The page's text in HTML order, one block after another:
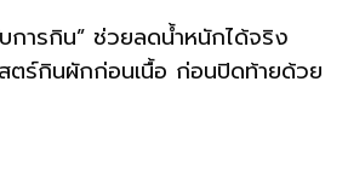
การกิน” ช่วยลดน้ำหนักได้จริง
สตร์กินผักก่อนเนื้อ ก่อนปิดท้ายด้วย